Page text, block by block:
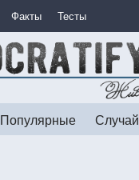
Факты Тесты
Популярные